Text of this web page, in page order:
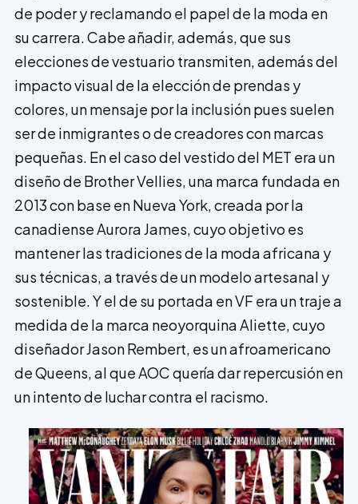
de poder y reclamando el papel de la moda en
su carrera. Cabe añadir, además, que sus
elecciones de vestuario transmiten, además del
impacto visual de la elección de prendas y
colores, un mensaje por la inclusión pues suelen
ser de inmigrantes o de creadores con marcas
pequeñas. En el caso del vestido del MET era un
diseño de Brother Vellies, una marca fundada en
2013 con base en Nueva York, creada por la
canadiense Aurora James, cuyo objetivo es
mantener las tradiciones de la moda africana y
sus técnicas, a través de un modelo artesanal y
sostenible. Y el de su portada en VF era un traje a
medida de la marca neoyorquina Aliette, cuyo
diseñador Jason Rembert, es un afroamericano
de Queens, al que AOC quería dar repercusión en
un intento de luchar contra el racismo.